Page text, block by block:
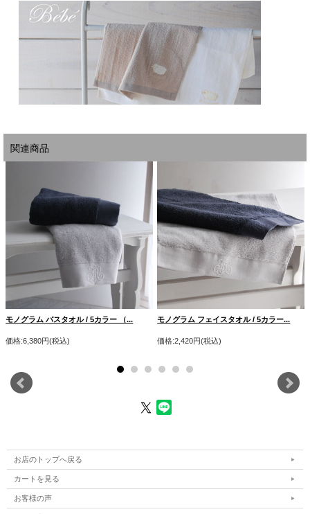
関連商品
モノグラム バスタオル / 5カラー （...
価格:6,380円(税込)
モノグラム フェイスタオル / 5カラー...
価格:2,420円(税込)
お店のトップへ戻る
カートを見る
お客様の声